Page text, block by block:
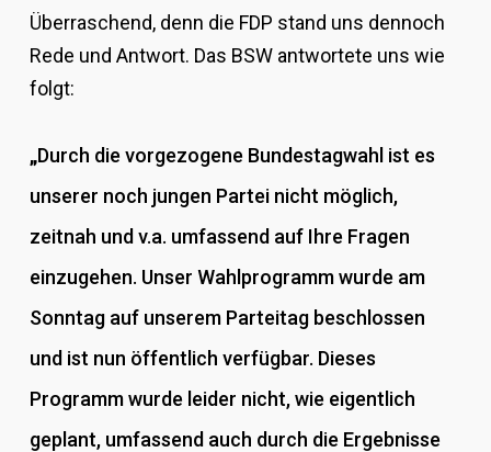
Überraschend, denn die FDP stand uns dennoch
Rede und Antwort. Das BSW antwortete uns wie
folgt:
„Durch die vorgezogene Bundestagwahl ist es
unserer noch jungen Partei nicht möglich,
zeitnah und v.a. umfassend auf Ihre Fragen
einzugehen. Unser Wahlprogramm wurde am
Sonntag auf unserem Parteitag beschlossen
und ist nun öffentlich verfügbar. Dieses
Programm wurde leider nicht, wie eigentlich
geplant, umfassend auch durch die Ergebnisse